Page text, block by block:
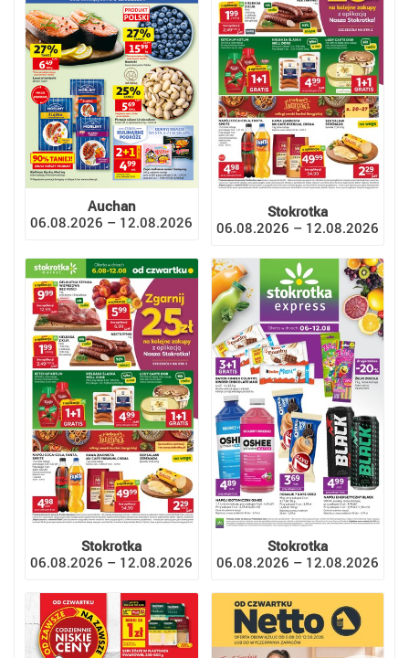
Auchan
06.08.2026 – 12.08.2026
Stokrotka
06.08.2026 – 12.08.2026
Stokrotka
06.08.2026 – 12.08.2026
Stokrotka
06.08.2026 – 12.08.2026